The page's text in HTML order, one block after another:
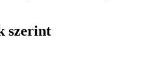
szerint